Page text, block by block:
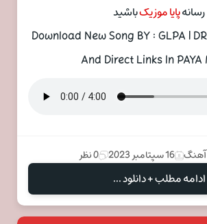
رسانهپایا موزیکباشید
Download New Song BY : GLPA |
And Direct Links In PAYA
آهنگ 16 سپتامبر 2023 0 نظر
ادامه مطلب + دانلود ...